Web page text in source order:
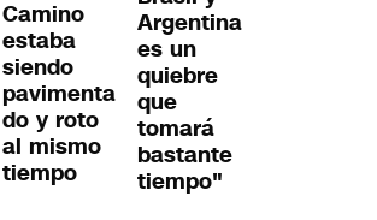
Camino
estaba
siendo
pavimenta
do y roto
al mismo
tiempo
Argentina
es un
quiebre
que
tomará
bastante
tiempo"